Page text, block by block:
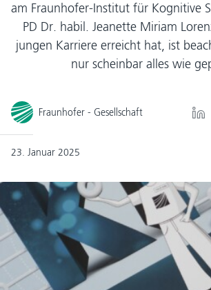
am Fraunhofer-Institut für Kognitive
PD Dr. habil. Jeanette Miriam
jungen Karriere erreicht hat, ist
nur scheinbar alles wie
Fraunhofer - Gesellschaft
23. Januar 2025